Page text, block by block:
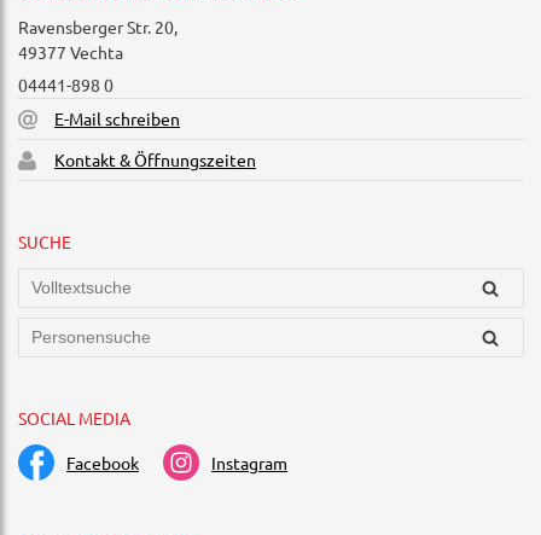
Ravensberger Str. 20,
49377 Vechta
04441-898 0
E-Mail schreiben
Kontakt & Öffnungszeiten
SUCHE
SOCIAL MEDIA
Facebook Instagram